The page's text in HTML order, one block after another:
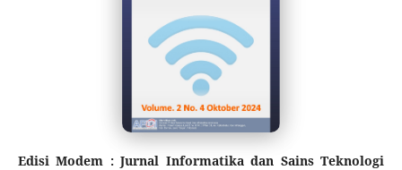
Edisi Modem : Jurnal Informatika dan Sains Teknologi